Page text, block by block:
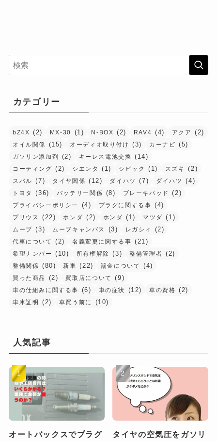
カテゴリー
bZ4X (2) MX-30 (1) N-BOX (2) RAV4 (4) アクア (2)
オイル関係 (15) オーディオ取り付け (3) カーナビ (5)
ガソリン添加剤 (2) キーレス電池交換 (14)
コーティング (2) シエンタ (1) シビック (1) スズキ (2)
スバル (7) タイヤ関係 (12) ダイハツ (7) ダイハツ (4)
トヨタ (36) バッテリー関係 (8) ブレーキパッド (2)
プライバシーポリシー (4) プラグに関する事 (4)
プリウス (22) ホンダ (2) ホンダ (1) マツダ (1)
ムーブ (3) ムーブキャンバス (3) レガシィ (2)
代車について (2) 名義変更に関する事 (21)
希望ナンバー (10) 所有権解除 (3) 整備管理者 (2)
整備関係 (80) 新車 (22) 罰金について (4)
買った商品 (2) 買取店について (9)
車の仕組みに関する事 (6) 車の症状 (12) 車の資格 (2)
車庫証明 (2) 車買う前に (10)
人気記事
オートバックスでプラグ
タイヤの空気圧をガソリ